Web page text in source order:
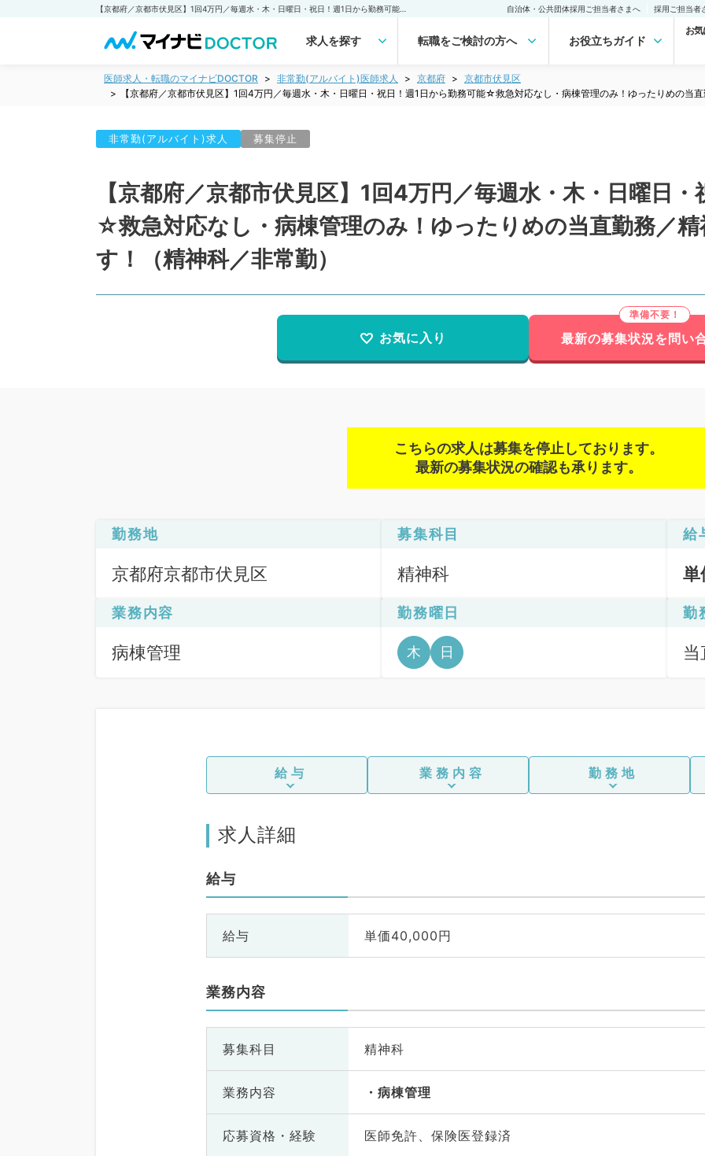
自治体・公共団体採用ご担当者さまへ 採用ご担当者
求人を探す 転職をご検討の方へ お役立ちガイド
お
医師求人・転職のマイナビDOCTOR 非常勤(アルバイト)医師求人 京都府
京都市伏見区
【京都府／京都市伏見区】1回4万円／毎週水・木・日曜日・祝日！週1日から勤務可能☆救急対応なし・病棟管理のみ！ゆったりめの当
非常勤(アルバイト)求人 募集停止
【京都府／京都市伏見区】1回4万円／毎週水・木・日曜日
☆救急対応なし・病棟管理のみ！ゆったりめの当直勤務／
す！（精神科／非常勤）
お気に入り 最新の募集状況を問い
こちらの求人は募集を停止しております。
最新の募集状況の確認も承ります。
勤務地
京都府京都市伏見区
募集科目
精神科
給
業務内容
病棟管理
勤務曜日
木 日
勤
給与 業務内容 勤務地
求人詳細
給与
給与 単価40,000円
業務内容
募集科目 精神科
業務内容 病棟管理
応募資格・ 経験 医師免許、保険医登録済